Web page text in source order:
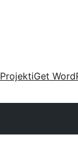
ProjektiGet